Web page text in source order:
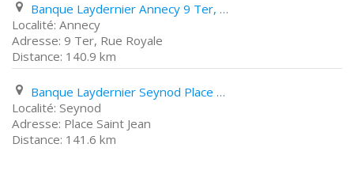
Banque Laydernier Annecy 9 Ter, Rue Royale
Annecy
9 Ter, Rue Royale
140.9 km
Banque Laydernier Seynod Place Saint Jean
Seynod
Place Saint Jean
141.6 km